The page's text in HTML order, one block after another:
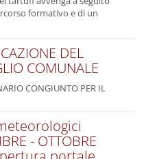
formativo e di un
DEL
COMUNALE
CONGIUNTO PER IL
- OTTOBRE